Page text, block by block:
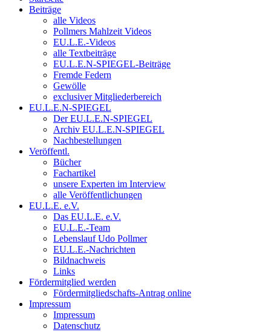
Beiträge
alle Videos
Pollmers Mahlzeit Videos
EU.L.E.-Videos
alle Textbeiträge
EU.L.E.N-SPIEGEL-Beiträge
Fremde Federn
Gewölle
exclusiver Mitgliederbereich
EU.L.E.N-SPIEGEL
Der EU.L.E.N-SPIEGEL
Archiv EU.L.E.N-SPIEGEL
Nachbestellungen
Veröffentl.
Bücher
Fachartikel
unsere Experten im Interview
alle Veröffentlichungen
EU.L.E. e.V.
Das EU.L.E. e.V.
EU.L.E.-Team
Lebenslauf Udo Pollmer
EU.L.E.-Nachrichten
Bildnachweis
Links
Fördermitglied werden
Fördermitgliedschafts-Antrag online
Impressum
Impressum
Datenschutz